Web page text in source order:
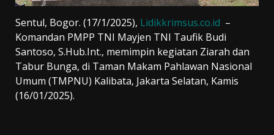
Sentul, Bogor. (17/1/2025), Lidikkrimsus.co.id –
Komandan PMPP TNI Mayjen TNI Taufik Budi
Santoso, S.Hub.Int., memimpin kegiatan Ziarah dan
Tabur Bunga, di Taman Makam Pahlawan Nasional
Umum (TMPNU) Kalibata, Jakarta Selatan, Kamis
(16/01/2025).